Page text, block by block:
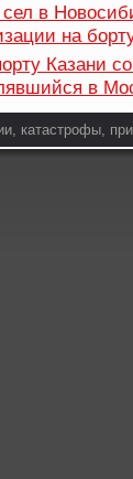
в
на
Казани
в
катастрофы,